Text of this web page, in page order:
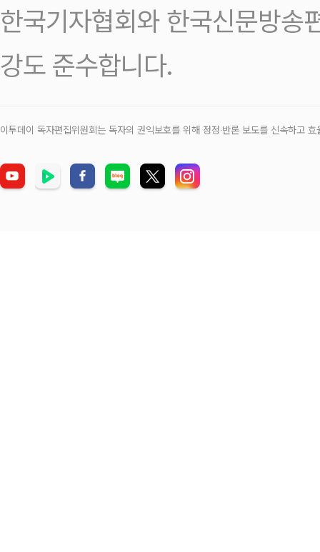
한국기자협회와 한국신문방송
강도 준수합니다.
이투데이 독자편집위원회는 독자의 권익보호를 위해 정정‧반론 보도를 신속하고